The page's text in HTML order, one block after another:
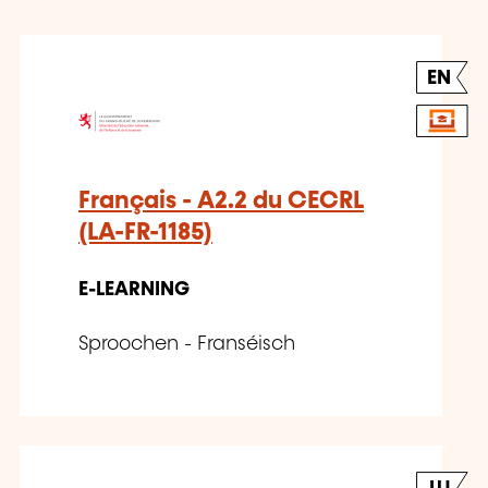
EN
Français - A2.2 du CECRL
(LA-FR-1185)
E-LEARNING
Sproochen - Franséisch